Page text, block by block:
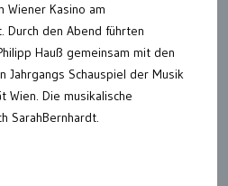
Wiener Kasino am
Durch den Abend führten
Hauß gemeinsam mit den
Jahrgangs Schauspiel der Musik
Wien. Die musikalische
SarahBernhardt.